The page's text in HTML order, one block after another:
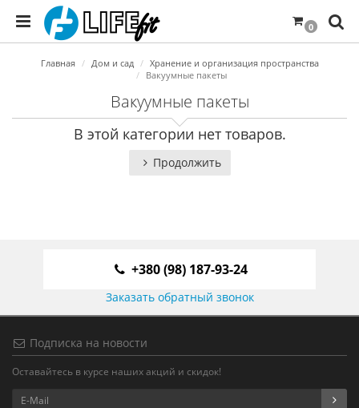
0
Главная Дом и сад
Хранение и организация пространства
Вакуумные пакеты
Вакуумные пакеты
В этой категории нет товаров.
Продолжить
+380 (98) 187-93-24
Заказать обратный звонок
Подписка на новости
Оставайтесь в курсе наших акций и скидок!